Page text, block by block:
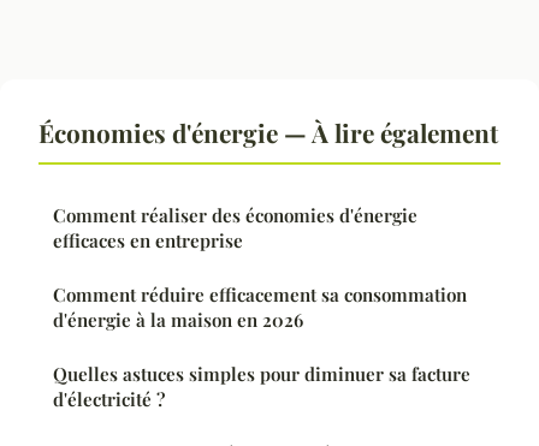
Économies d'énergie — À lire également
Comment réaliser des économies d'énergie
efficaces en entreprise
Comment réduire efficacement sa consommation
d'énergie à la maison en 2026
Quelles astuces simples pour diminuer sa facture
d'électricité ?